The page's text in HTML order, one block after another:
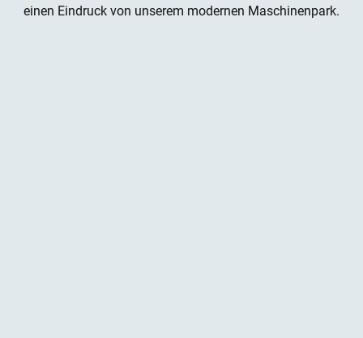
einen Eindruck von unserem modernen Maschinenpark.